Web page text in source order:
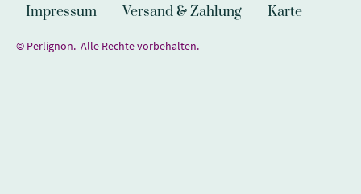
Impressum
Versand & Zahlung Karte
© Perlignon. Alle Rechte vorbehalten.